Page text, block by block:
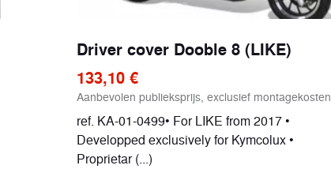
Driver cover Dooble 8 (LIKE)
133,10 €
Aanbevolen publieksprijs, exclusief montagekosten
ref. KA-01-0499• For LIKE from 2017 •
Developped exclusively for Kymcolux •
Proprietar (...)